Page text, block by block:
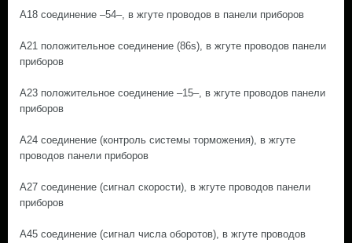
A18 соединение –54–, в жгуте проводов в панели приборов
A21 положительное соединение (86s), в жгуте проводов панели
приборов
A23 положительное соединение –15–, в жгуте проводов панели
приборов
A24 соединение (контроль системы торможения), в жгуте
проводов панели приборов
A27 соединение (сигнал скорости), в жгуте проводов панели
приборов
A45 соединение (сигнал числа оборотов), в жгуте проводов